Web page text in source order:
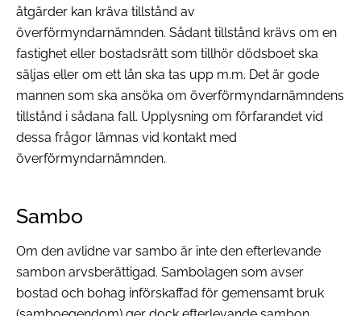
åtgärder kan kräva tillstånd av
överförmyndarnämnden. Sådant tillstånd krävs om en
fastighet eller bostadsrätt som tillhör dödsboet ska
säljas eller om ett lån ska tas upp m.m. Det är gode
mannen som ska ansöka om överförmyndarnämndens
tillstånd i sådana fall. Upplysning om förfarandet vid
dessa frågor lämnas vid kontakt med
överförmyndarnämnden.
Sambo
Om den avlidne var sambo är inte den efterlevande
sambon arvsberättigad. Sambolagen som avser
bostad och bohag införskaffad för gemensamt bruk